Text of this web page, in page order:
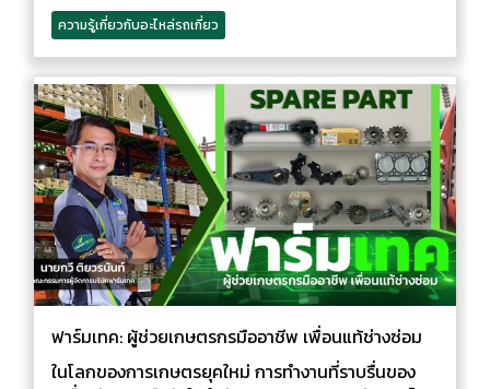
ความรู้เกี่ยวกับอะไหล่รถเกี่ยว
ฟาร์มเทค: ผู้ช่วยเกษตรกรมืออาชีพ เพื่อนแท้ช่างซ่อม
ในโลกของการเกษตรยุคใหม่ การทำงานที่ราบรื่นของ